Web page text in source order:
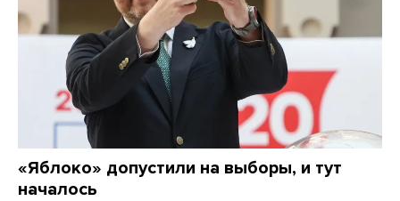
«Яблоко» допустили на выборы, и тут
началось